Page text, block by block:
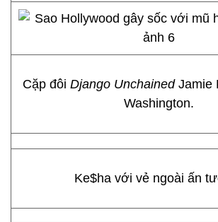
Cặp đôi Django UnchainedJamie
Washington.
Ke$ha với vẻ ngoài ấn